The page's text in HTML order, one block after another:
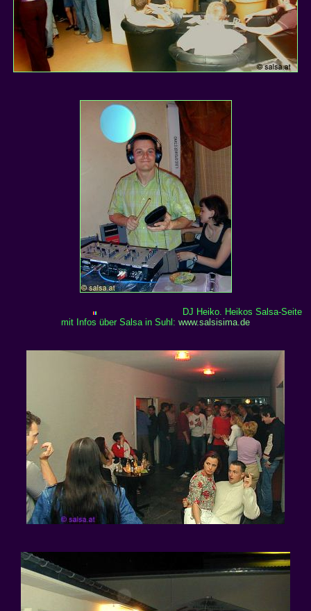
DJ Heiko. Heikos Salsa-Seite
mit Infos über Salsa in Suhl: www.salsisima.de